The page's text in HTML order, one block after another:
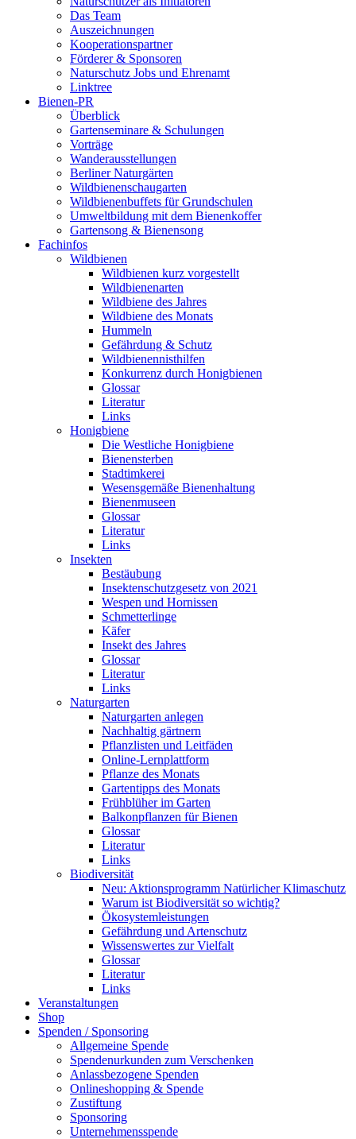
Das Team
Auszeichnungen
Kooperationspartner
Förderer & Sponsoren
Naturschutz Jobs und Ehrenamt
Linktree
Bienen-PR
Überblick
Gartenseminare & Schulungen
Vorträge
Wanderausstellungen
Berliner Naturgärten
Wildbienenschaugarten
Wildbienenbuffets für Grundschulen
Umweltbildung mit dem Bienenkoffer
Gartensong & Bienensong
Fachinfos
Wildbienen
Wildbienen kurz vorgestellt
Wildbienenarten
Wildbiene des Jahres
Wildbiene des Monats
Hummeln
Gefährdung & Schutz
Wildbienennisthilfen
Konkurrenz durch Honigbienen
Glossar
Literatur
Links
Honigbiene
Die Westliche Honigbiene
Bienensterben
Stadtimkerei
Wesensgemäße Bienenhaltung
Bienenmuseen
Glossar
Literatur
Links
Insekten
Bestäubung
Insektenschutzgesetz von 2021
Wespen und Hornissen
Schmetterlinge
Käfer
Insekt des Jahres
Glossar
Literatur
Links
Naturgarten
Naturgarten anlegen
Nachhaltig gärtnern
Pflanzlisten und Leitfäden
Online-Lernplattform
Pflanze des Monats
Gartentipps des Monats
Frühblüher im Garten
Balkonpflanzen für Bienen
Glossar
Literatur
Links
Biodiversität
Neu: Aktionsprogramm Natürlicher Klimaschutz
Warum ist Biodiversität so wichtig?
Ökosystemleistungen
Gefährdung und Artenschutz
Wissenswertes zur Vielfalt
Glossar
Literatur
Links
Veranstaltungen
Shop
Spenden / Sponsoring
Allgemeine Spende
Spendenurkunden zum Verschenken
Anlassbezogene Spenden
Onlineshopping & Spende
Zustiftung
Sponsoring
Unternehmensspende